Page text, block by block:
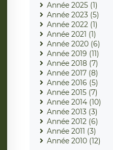
Année 2025 (1)
Année 2023 (5)
Année 2022 (1)
Année 2021 (1)
Année 2020 (6)
Année 2019 (11)
Année 2018 (7)
Année 2017 (8)
Année 2016 (5)
Année 2015 (7)
Année 2014 (10)
Année 2013 (3)
Année 2012 (6)
Année 2011 (3)
Année 2010 (12)